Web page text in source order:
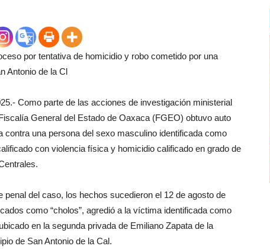
por tentativa de homicidio y robo cometido por una
Antonio de la Cl
Como parte de las acciones de investigación ministerial
General del Estado de Oaxaca (FGEO) obtuvo auto
una persona del sexo masculino identificada como
con violencia física y homicidio calificado en grado de
penal del caso, los hechos sucedieron el 12 de agosto de
como “cholos”, agredió a la víctima identificada como
en la segunda privada de Emiliano Zapata de la
de San Antonio de la Cal.